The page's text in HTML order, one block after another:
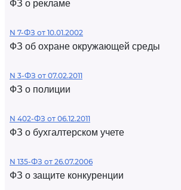
ФЗ о рекламе
N 7-ФЗ от 10.01.2002
ФЗ об охране окружающей среды
N 3-ФЗ от 07.02.2011
ФЗ о полиции
N 402-ФЗ от 06.12.2011
ФЗ о бухгалтерском учете
N 135-ФЗ от 26.07.2006
ФЗ о защите конкуренции